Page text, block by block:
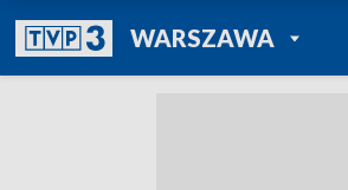
WARSZAWAPOWRÓT DO
TVP REGIONY